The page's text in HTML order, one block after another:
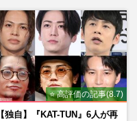
⭐ 高評価の記事(8.7)
【独自】『KAT-TUN』6人が再